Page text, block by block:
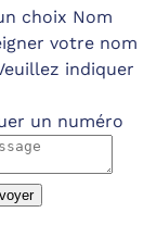
choix Nom
votre nom
indiquer
un numéro